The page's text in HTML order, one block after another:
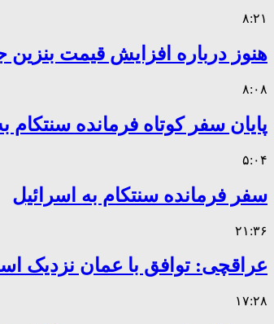
۸:۲۱
هنوز درباره افزایش قیمت
۸:۰۸
پایان سفر کوتاه فرمانده سنتکام
۵:۰۴
سفر فرمانده سنتکام به اسرائیل
۲۱:۳۶
عراقچی: توافق با عمان نزدیک است/ تکذیب سهم
۱۷:۲۸